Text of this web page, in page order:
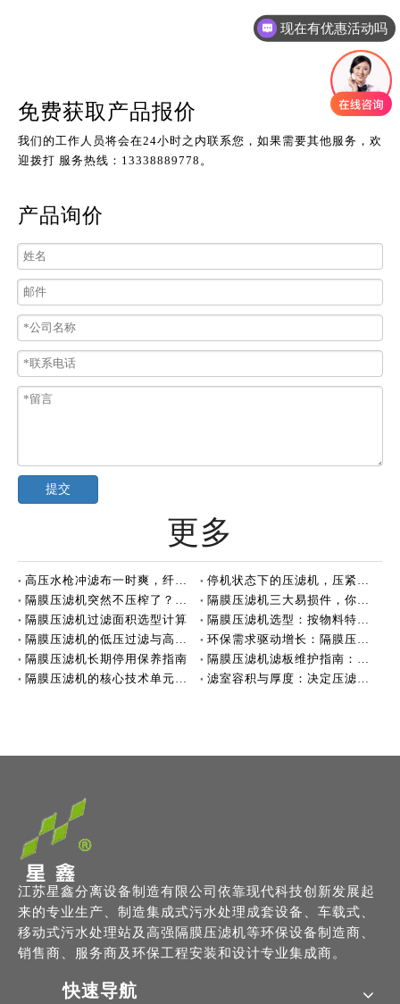
免费获取产品报价
我们的工作人员将会在24小时之内联系您，如果需要其他服务，欢
迎拨打 服务热线：13338889778。
产品询价
提交
更多
高压水枪冲滤布一时爽，纤维可能正在悄悄断裂
停机状态下的压滤机，压紧力该不该保持？
隔膜压滤机突然不压榨了？先别急着叫维修
隔膜压滤机三大易损件，你了解多少？
隔膜压滤机过滤面积选型计算
隔膜压滤机选型：按物料特性适配
隔膜压滤机的低压过滤与高压压榨
环保需求驱动增长：隔膜压滤机持续巩固应用市场
隔膜压滤机长期停用保养指南
隔膜压滤机滤板维护指南：定期排查，保障高效运行
隔膜压滤机的核心技术单元：滤板
滤室容积与厚度：决定压滤机处理能力
江苏星鑫分离设备制造有限公司依靠现代科技创新发展起
来的专业生产、制造集成式污水处理成套设备、车载式、
移动式污水处理站及高强隔膜压滤机等环保设备制造商、
销售商、服务商及环保工程安装和设计专业集成商。
快速导航
现在有优惠活动吗